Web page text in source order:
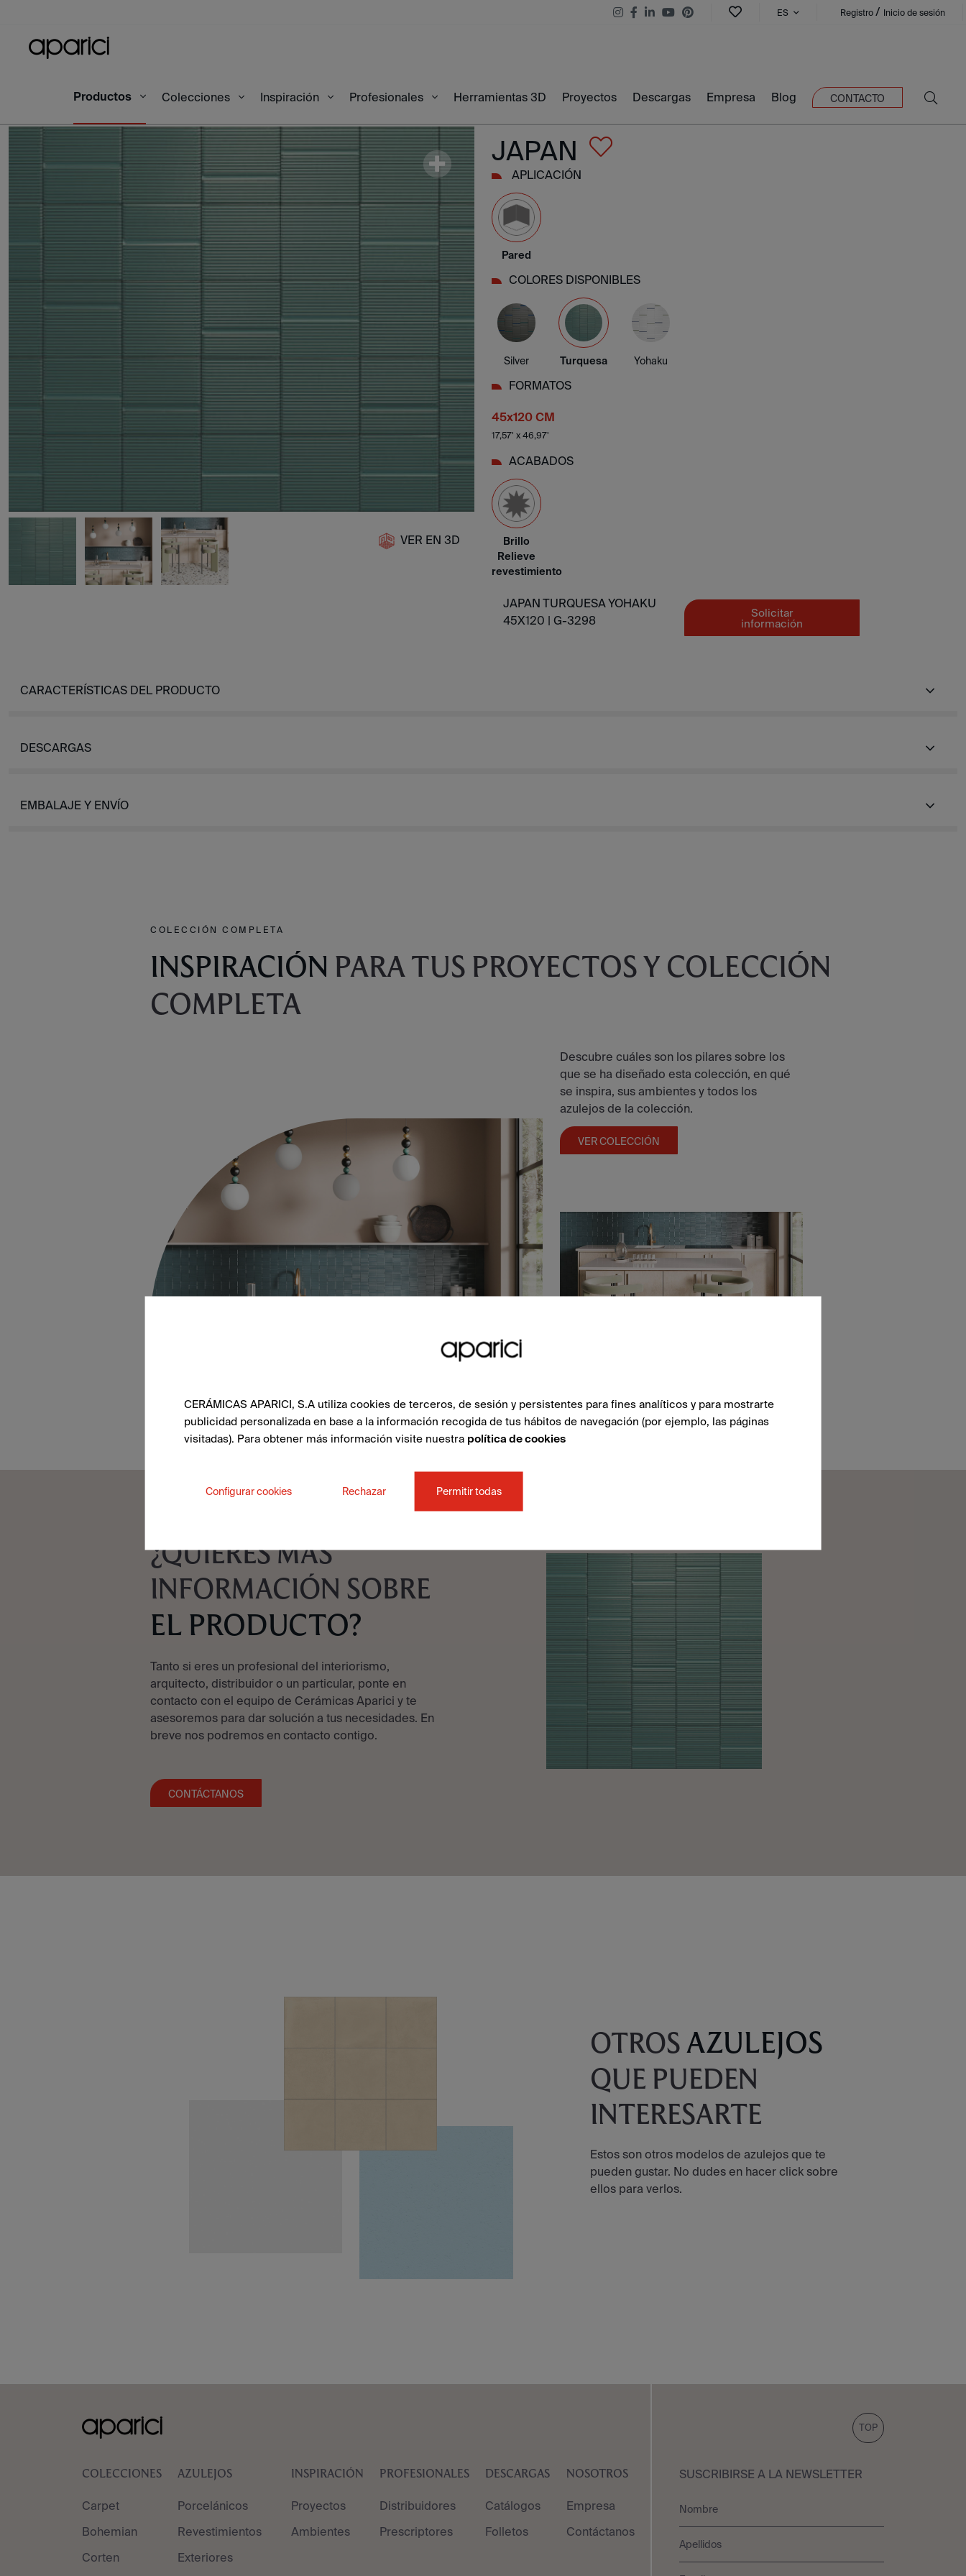
ES Registro / Inicio de sesión
Productos Colecciones Inspiración Profesionales Herramientas 3D Proyectos Descargas Empresa Blog CONTACTO
Productos Japan Turquesa Yohaku 45X120
VER EN 3D
JAPAN
APLICACIÓN
Pared
COLORES DISPONIBLES
Silver Turquesa Yohaku
FORMATOS
45x120 CM
17,57' x 46,97'
ACABADOS
Brillo
Relieve
revestimiento
JAPAN TURQUESA YOHAKU
45X120 | G-3298
Solicitar
información
CARACTERÍSTICAS DEL PRODUCTO
DESCARGAS
EMBALAJE Y ENVÍO
COLECCIÓN COMPLETA
INSPIRACIÓN PARA TUS PROYECTOS Y COLECCIÓN
COMPLETA
Descubre cuáles son los pilares sobre los
que se ha diseñado esta colección, en qué
se inspira, sus ambientes y todos los
azulejos de la colección.
VER COLECCIÓN
¿QUIERES MÁS
INFORMACIÓN SOBRE
EL PRODUCTO?
Tanto si eres un profesional del interiorismo,
arquitecto, distribuidor o un particular, ponte en
contacto con el equipo de Cerámicas Aparici y te
asesoremos para dar solución a tus necesidades. En
breve nos podremos en contacto contigo.
CONTÁCTANOS
OTROS AZULEJOS
QUE PUEDEN
INTERESARTE
Estos son otros modelos de azulejos que te
pueden gustar. No dudes en hacer click sobre
ellos para verlos.
TOP
COLECCIONES
Carpet
Bohemian
Corten
AZULEJOS
Porcelánicos
Revestimientos
Exteriores
INSPIRACIÓN
Proyectos
Ambientes
PROFESIONALES
Distribuidores
Prescriptores
DESCARGAS
Catálogos
Folletos
NOSOTROS
Empresa
Contáctanos
SUSCRIBIRSE A LA NEWSLETTER
CERÁMICAS APARICI, S.A utiliza cookies de terceros, de sesión y persistentes para fines analíticos y para mostrarte
publicidad personalizada en base a la información recogida de tus hábitos de navegación (por ejemplo, las páginas
visitadas). Para obtener más información visite nuestra política de cookies
Configurar cookies Rechazar Permitir todas